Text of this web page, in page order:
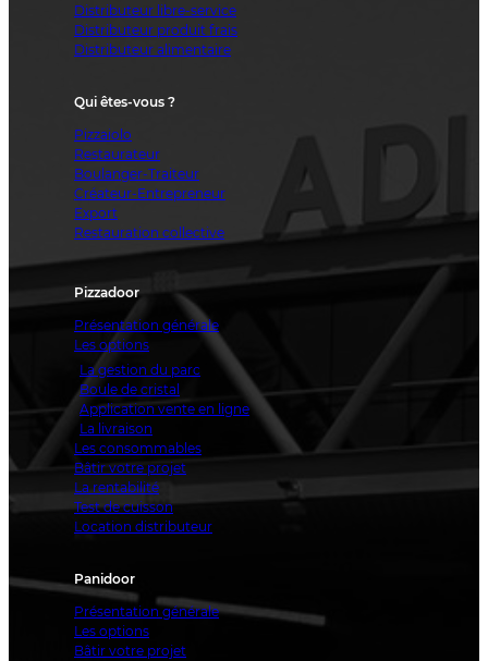
Distributeur libre-service
Distributeur produit frais
Distributeur alimentaire
Qui êtes-vous ?
Pizzaiolo
Restaurateur
Boulanger-Traiteur
Créateur-Entrepreneur
Export
Restauration collective
Pizzadoor
Présentation générale
Les options
La gestion du parc
Boule de cristal
Application vente en ligne
La livraison
Les consommables
Bâtir votre projet
La rentabilité
Test de cuisson
Location distributeur
Panidoor
Présentation générale
Les options
Bâtir votre projet